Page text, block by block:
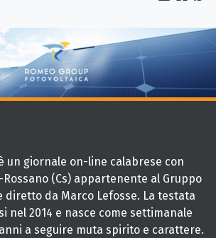
un giornale on-line calabrese con
(Cs) appartenente al Gruppo
diretto da Marco Lefosse. La testata
nel 2014 e nasce come settimanale
a seguire muta spirito e carattere.